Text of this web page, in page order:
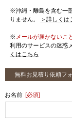
※沖縄・離島を含む一
りません。
＞詳しくは
※ メールが届かないこ
利用のサービスの迷惑
くはこちら
無料お見積り依頼フ
お名前 [必須]